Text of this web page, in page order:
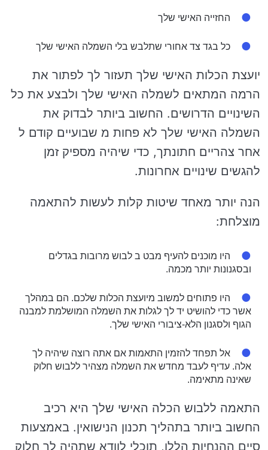
החזייה האישי שלך
כל בגד צד אחורי שתלבש בלי השמלה האישי שלך
יועצת הכלות האישי שלך תעזור לך לפתור את
הרמה המתאים לשמלה האישי שלך ולבצע את כל
השינויים הדרושים. החשוב ביותר לבדוק את
השמלה האישי שלך לא פחות מ שבועיים קודם ל
אחר צהריים חתונתך, כדי שיהיה מספיק זמן
להגשים שינויים אחרונות.
הנה יותר מאחד שיטות קלות לעשות להתאמה
מוצלחת:
היו מוכנים להעיף מבט ב לבוש מרובות בגדלים
ובסגנונות יותר מכמה.
היו פתוחים למשוב מיועצת הכלות שלכם. הם במהלך
אשר כדי להושיט יד לך לגלות את השמלה המושלמת למבנה
הגוף ולסגנון הלא-ציבורי האישי שלך.
אל תפחד להזמין התאמות אם אתה רוצה שיהיה לך
אלה. עדיף לעבד מחדש את השמלה מצהיר ללבוש חלוק
שאינה מתאימה.
התאמה ללבוש הכלה האישי שלך היא רכיב
החשוב ביותר בתהליך תכנון הנישואין. באמצעות
סיים ההנחיות הללו, תוכלי לוודא שתהיה לך חלוק